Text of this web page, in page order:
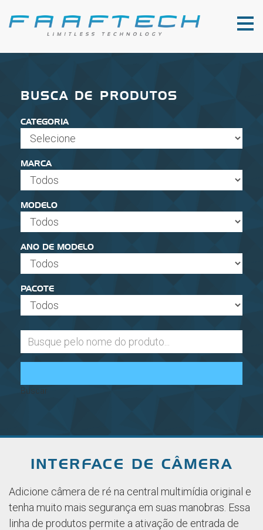
BUSCA DE PRODUTOS
CATEGORIA
MARCA
MODELO
ANO DE MODELO
PACOTE
Buscar
INTERFACE DE CÂMERA
Adicione câmera de ré na central multimídia original e
tenha muito mais segurança em suas manobras. Essa
linha de produtos permite a ativação de entrada de